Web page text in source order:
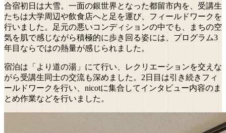
合宿初日は大雪。一面の銀世界となった都留市内を、受講生
たちは大学周辺や飲食店へと足を運び、フィールドワークを
行いました。足元の悪いコンディションの中でも、まちの空
気を肌で感じながら積極的に歩き回る姿には、プログラム3
年目ならではの熱量が感じられました。
宿泊は「より道の湯」にて行い、レクリエーションを交えな
がら受講生同士の交流も深めました。2日目は引き続きフィ
ールドワークを行い、nicotに集合してインタビュー内容のま
とめ作業などを行いました。